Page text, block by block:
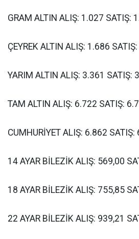
GRAM ALTIN ALIŞ: 1.027 SATIŞ:
ÇEYREK ALTIN ALIŞ: 1.686
YARIM ALTIN ALIŞ: 3.361 SATIŞ:
TAM ALTIN ALIŞ: 6.722 SATIŞ:
CUMHURİYET ALIŞ: 6.862 SATIŞ:
14 AYAR BİLEZİK ALIŞ: 569,00
18 AYAR BİLEZİK ALIŞ: 755,85
22 AYAR BİLEZİK ALIŞ: 939,21